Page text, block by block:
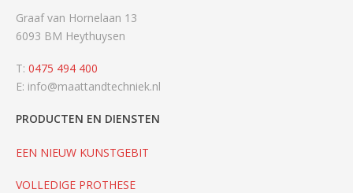
Graaf van Hornelaan 13
6093 BM Heythuysen
T: 0475 494 400
E: info@maattandtechniek.nl
PRODUCTEN EN DIENSTEN
EEN NIEUW KUNSTGEBIT
VOLLEDIGE PROTHESE